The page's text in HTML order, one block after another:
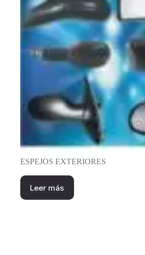
ESPEJOS EXTERIORES
Leer más